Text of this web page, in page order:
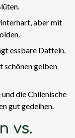
aber mit
essbare Datteln.
gelben
die Chilenische
gut gedeihen.
vs.